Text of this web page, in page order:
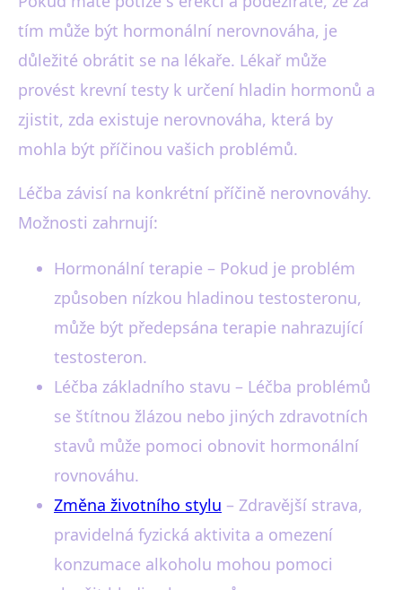
tím může být hormonální nerovnováha, je
důležité obrátit se na lékaře. Lékař může
provést krevní testy k určení hladin hormonů a
zjistit, zda existuje nerovnováha, která by
mohla být příčinou vašich problémů.
Léčba závisí na konkrétní příčině nerovnováhy.
Možnosti zahrnují:
Hormonální terapie – Pokud je problém
způsoben nízkou hladinou testosteronu,
může být předepsána terapie nahrazující
testosteron.
Léčba základního stavu – Léčba problémů
se štítnou žlázou nebo jiných zdravotních
stavů může pomoci obnovit hormonální
rovnováhu.
Změna životního stylu – Zdravější strava,
pravidelná fyzická aktivita a omezení
konzumace alkoholu mohou pomoci